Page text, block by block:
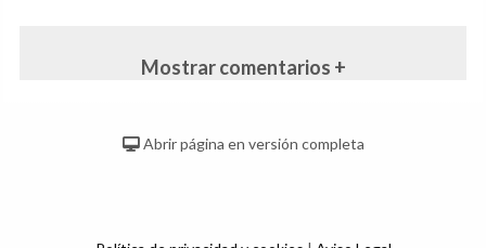
Mostrar comentarios +
Abrir página en versión completa